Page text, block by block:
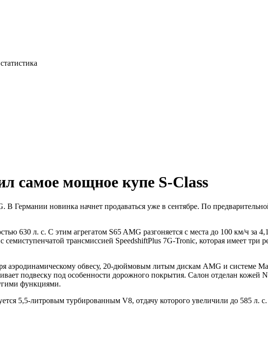
самое мощное купе S-Class
В Германии новинка начнет продаваться уже в сентябре. По
630 л. с. С этим агрегатом S65 AMG разгоняется с места до 100 км/ч за
семиступенчатой трансмиссией SpeedshiftPlus 7G-Tronic, которая имеет
аэродинамическому обвесу, 20-дюймовым литым дискам AMG и системе
подвеску под особенности дорожного покрытия. Салон отделан кожей
функциями.
5,5-литровым турбированным V8, отдачу которого увеличили до 585 л.